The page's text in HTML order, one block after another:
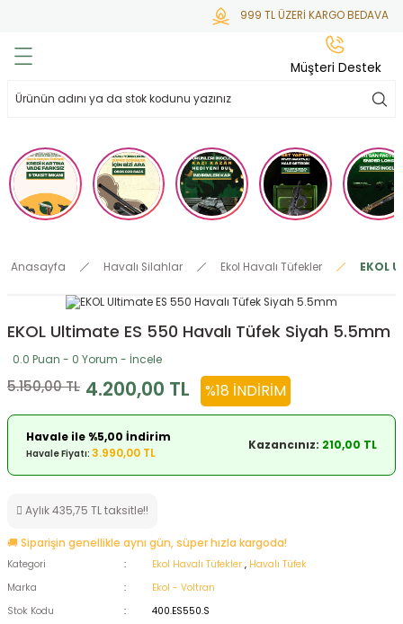
999 TL ÜZERİ KARGO BEDAVA
Mermisi
Tabure
Anasayfa Havalı Silahlar Ekol Havalı Tüfekler EKOL
EKOL Ultimate ES 550 Havalı Tüfek Siyah 5.5mm
0.0 Puan - 0 Yorum - İncele
5.150,00 TL 4.200,00 TL %18 İNDIRIM
Havale ile %5,00 İndirim
Havale Fiyatı: 3.990,00 TL
Kazancınız: 210,00 TL
Aylık 435,75 TL taksitle!!
🚚 Siparişin genellikle aynı gün, süper hızla kargoda!
Kategori Ekol Havalı Tüfekler , Havalı Tüfek
Marka
Ekol - Voltran
Stok Kodu
400.ES550.S